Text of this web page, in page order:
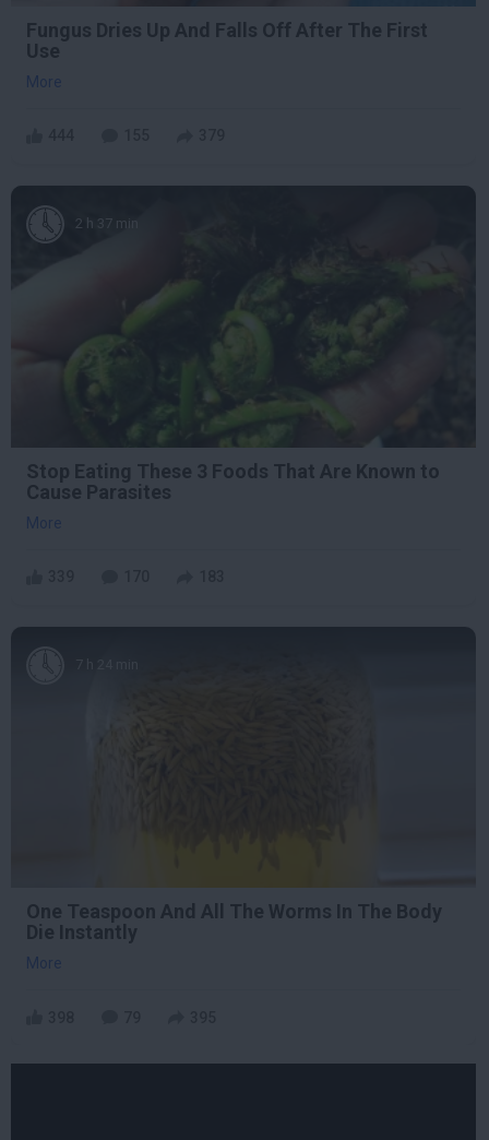
Fungus Dries Up And Falls Off After The First
Use
More
2 h 37 min
Stop Eating These 3 Foods That Are Known to
Cause Parasites
More
One Teaspoon And All The Worms In The Body
Die Instantly
More